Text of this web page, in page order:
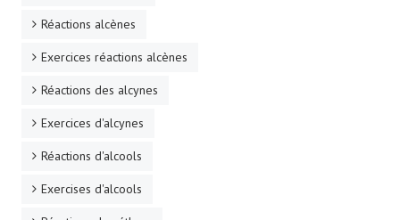
Réactions alcènes
Exercices réactions alcènes
Réactions des alcynes
Exercices d'alcynes
Réactions d'alcools
Exercises d'alcools